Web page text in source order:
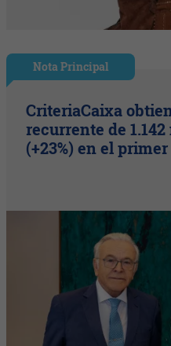
Nota Principal
CriteriaCaixa
recurrente de
(+23%) en el